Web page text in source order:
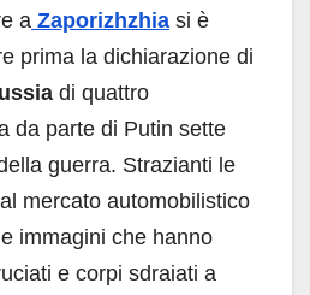
a Zaporizhzhia si è
prima la dichiarazione di
di quattro
da parte di Putin sette
guerra. Strazianti le
mercato automobilistico
immagini che hanno
e corpi sdraiati a